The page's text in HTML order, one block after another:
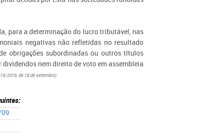
para a determinação do lucro tributável, nas
negativas não refletidas no resultado
obrigações subordinadas ou outros títulos
nem direito de voto em assembleia
2019, de 18 de setembro)